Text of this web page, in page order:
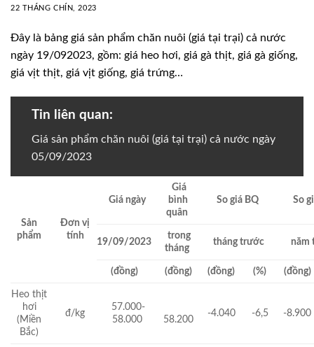
22 THÁNG CHÍN, 2023
Đây là bảng giá sản phẩm chăn nuôi (giá tại trại) cả nước
ngày 19/092023, gồm: giá heo hơi, giá gà thịt, giá gà giống,
giá vịt thịt, giá vịt giống, giá trứng…
Tin liên quan:
Giá sản phẩm chăn nuôi (giá tại trại) cả nước ngày
05/09/2023
Sản
phẩm
Đơn vị
tính
Giá ngày
Giá
bình
quân
So giá BQ So
19/09/2023
trong
tháng
tháng trước
(đồng) (đồng) (đồng) (%) (đồng)
Heo thịt
hơi
(Miền
Bắc)
đ/kg
57.000-
58.000
58.200
-4.040 -6,5 -8.900